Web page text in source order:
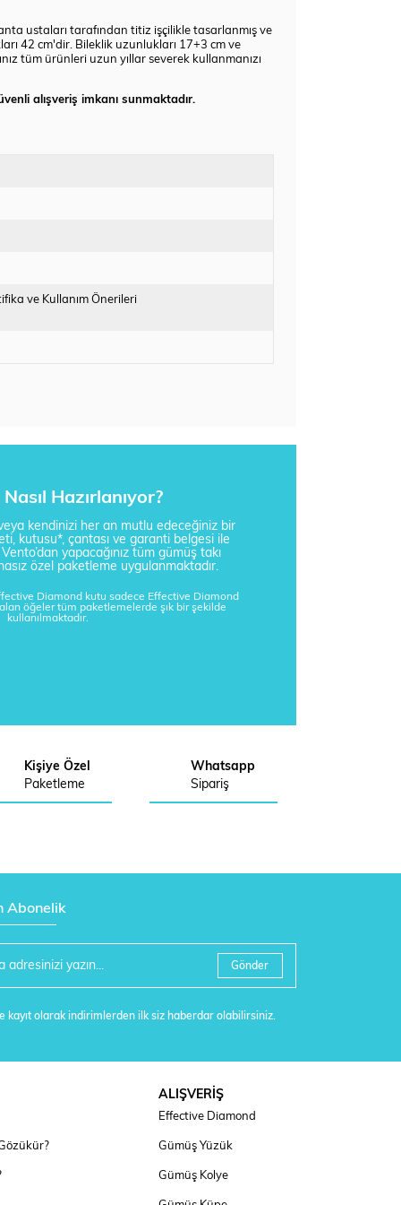
ustaları tarafından titiz işçilikle tasarlanmış ve
42 cm'dir. Bileklik uzunlukları 17+3 cm ve
tüm ürünleri uzun yıllar severek kullanmanızı
alışveriş imkanı sunmaktadır.
ve Kullanım Önerileri
Hazırlanıyor?
kendinizi her an mutlu edeceğiniz bir
kutusu*, çantası ve garanti belgesi ile
yapacağınız tüm gümüş takı
özel paketleme uygulanmaktadır.
Diamond kutu sadece Effective Diamond
öğeler tüm paketlemelerde şık bir şekilde
kullanılmaktadır.
Kişiye Özel
Paketleme
Whatsapp
Sipariş
Abonelik
Gönder
kayıt olarak indirimlerden ilk siz haberdar olabilirsiniz.
ALIŞVERİŞ
Effective Diamond
Gümüş Yüzük
Gümüş Kolye